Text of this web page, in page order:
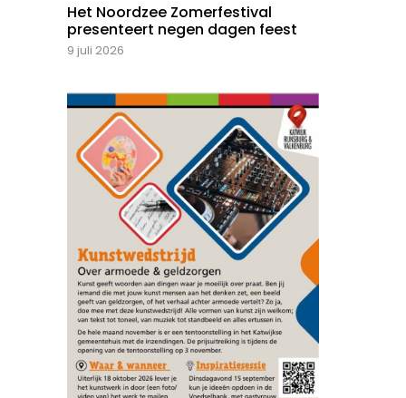
Het Noordzee Zomerfestival
presenteert negen dagen feest
9 juli 2026